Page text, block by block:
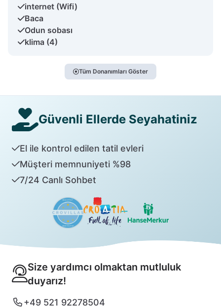
internet (Wifi)
Baca
Odun sobası
klima (4)
Tüm Donanımları Göster
Güvenli Ellerde Seyahatiniz
El ile kontrol edilen tatil evleri
Müşteri memnuniyeti %98
7/24 Canlı Sohbet
Size yardımcı olmaktan mutluluk
duyarız!
+49 521 92278504